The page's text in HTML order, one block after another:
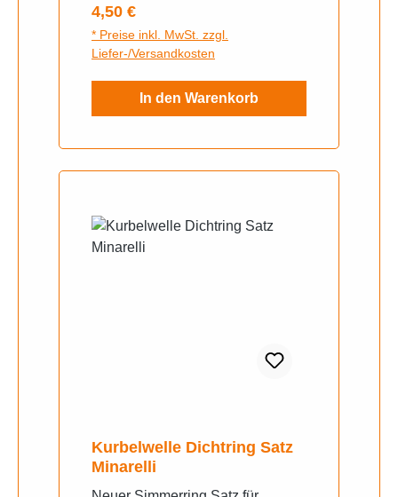
Regulärer Preis:
4,50 €
* Preise inkl. MwSt. zzgl.
Liefer-/Versandkosten
In den Warenkorb
Kurbelwelle Dichtring Satz
Minarelli